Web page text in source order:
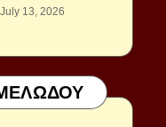
July 13, 2026